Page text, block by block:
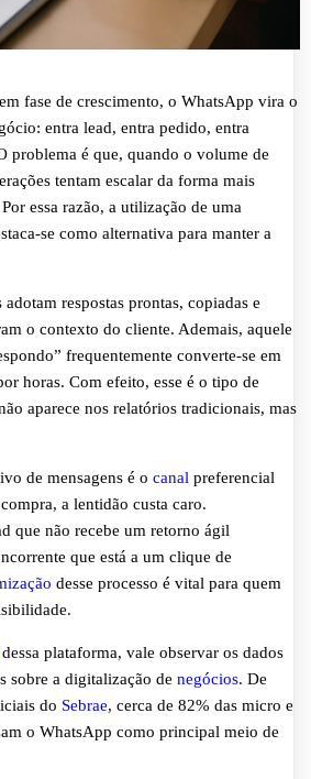
fase de crescimento, o WhatsApp vira o
entra lead, entra pedido, entra
problema é que, quando o volume de
tentam escalar da forma mais
essa razão, a utilização de uma
se como alternativa para manter a
respostas prontas, copiadas e
o contexto do cliente. Ademais, aquele
frequentemente converte-se em
horas. Com efeito, esse é o tipo de
aparece nos relatórios tradicionais, mas
de mensagens é o canal preferencial
a lentidão custa caro.
que não recebe um retorno ágil
que está a um clique de
desse processo é vital para quem
dessa plataforma, vale observar os dados
sobre a digitalização de negócios. De
do Sebrae, cerca de 82% das micro e
o WhatsApp como principal meio de